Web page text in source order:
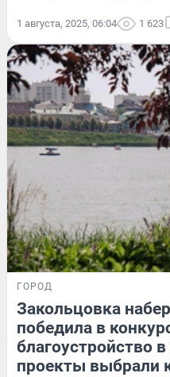
1 августа, 2025, 06:04 1 623
ГОРОД
Закольцовка
победила в
благоустройство
проекты выбрали